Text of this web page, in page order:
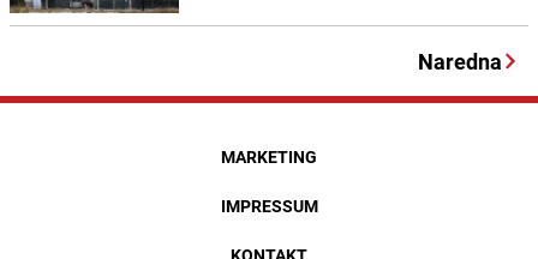
Naredna
MARKETING
IMPRESSUM